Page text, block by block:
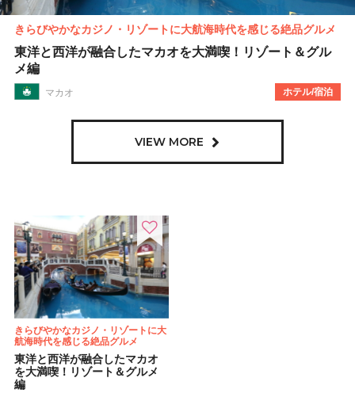
きらびやかなカジノ・リゾートに大航海時代を感じる絶品グルメ
東洋と西洋が融合したマカオを大満喫！リゾート＆グル
メ編
マカオ ホテル/宿泊
VIEW MORE
きらびやかなカジノ・リゾートに大
航海時代を感じる絶品グルメ
東洋と西洋が融合したマカオ
を大満喫！リゾート＆グルメ
編